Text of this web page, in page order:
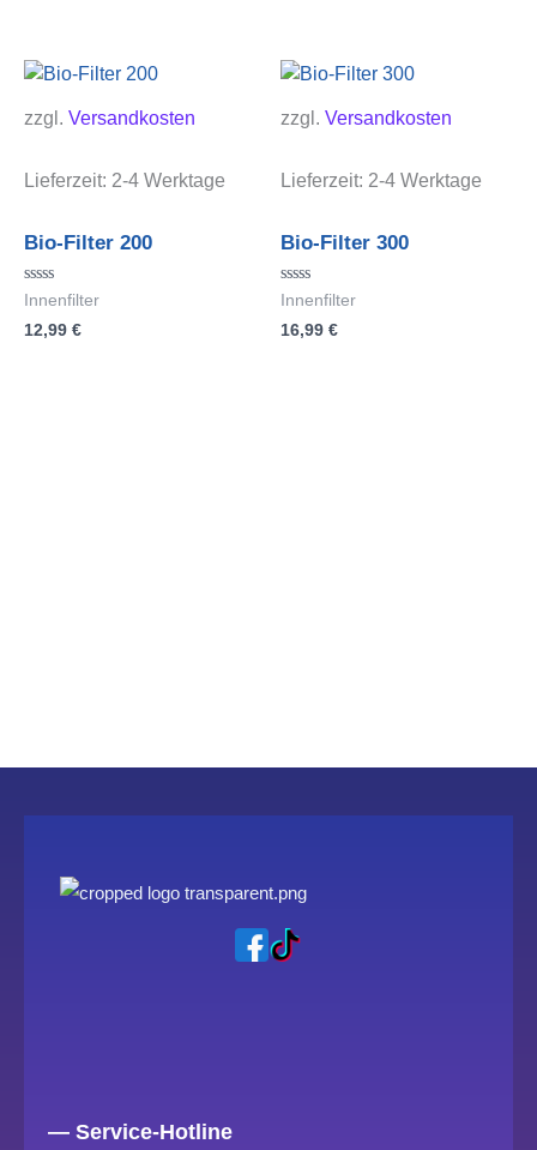
zzgl. Versandkosten
Lieferzeit: 2-4 Werktage
Bio-Filter 200
Bewertet
0
Innenfilter
12,99 €
zzgl. Versandkosten
Lieferzeit: 2-4 Werktage
Bio-Filter 300
Bewertet
0
Innenfilter
16,99 €
— Service-Hotline